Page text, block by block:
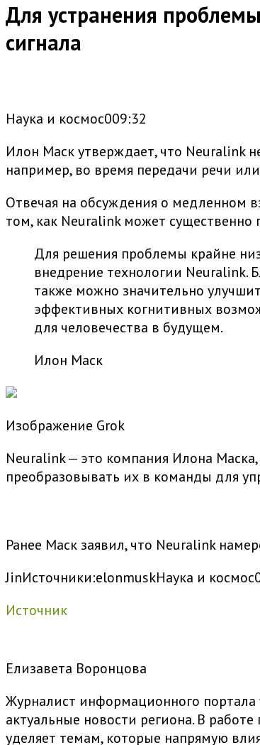
Для устранения
сигнала
Наука и космос009:32
Илон Маск утверждает, что Neuralink
например, во время передачи речи
Отвечая на обсуждения о медленном
том, как Neuralink может
Для решения проблемы крайне
внедрение технологии Neuralink.
также можно значительно
эффективных когнитивных
для человечества в будущем.
Илон Маск
Изображение Grok
Neuralink — это компания Илона
преобразовывать их в команды для
Ранее Маск заявил, что Neuralink
JinИсточники:elonmuskНаука и космос
Источник
Елизавета Воронцова
Журналист информационного
актуальные новости региона. В
уделяет темам, которые напрямую